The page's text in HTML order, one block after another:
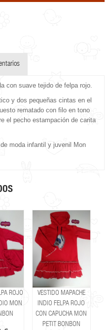
con suave tejido de felpa rojo.
y dos pequeñas cintas en el
rematado con filo en tono
el pecho estampación de carita
moda infantil y juvenil Mon
ROJO
MON
VESTIDO MAPACHE
INDIO FELPA ROJO
CON CAPUCHA MON
PETIT BONBON